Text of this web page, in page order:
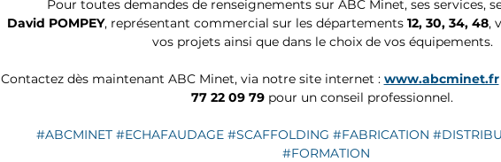
Pour toutes demandes de renseignements sur ABC Minet, ses services,
David POMPEY, représentant commercial sur les départements 12, 30, 34, 48,
vos projets ainsi que dans le choix de vos équipements.
Contactez dès maintenant ABC Minet, via notre site internet : www.abcminet.fr
77 22 09 79 pour un conseil professionnel.
#ABCMINET #ECHAFAUDAGE #SCAFFOLDING #FABRICATION
#FORMATION